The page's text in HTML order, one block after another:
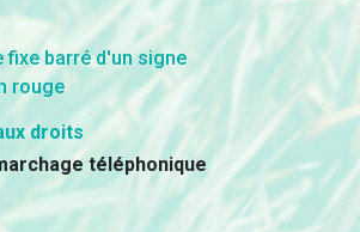
droits
téléphonique